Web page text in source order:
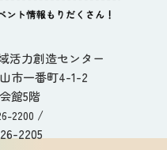
活力創造センター
市一番町4-1-2
館5階
2200 /
2205